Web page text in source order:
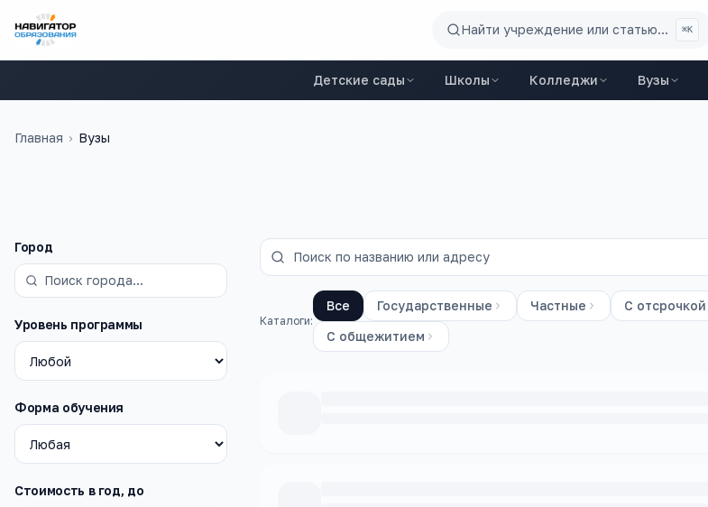
Найти учреждение или статью... ⌘K
Детские сады Школы Колледжи Вузы
Главная › Вузы
Фильтры
Город
Уровень программы
Форма обучения
Стоимость в год, до
Каталоги:
Все Государственные Частные С отсрочкой
С общежитием